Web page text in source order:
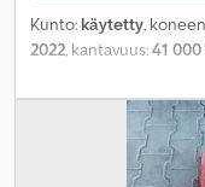
Kunto: käytetty,
2022 , kantavuus:41